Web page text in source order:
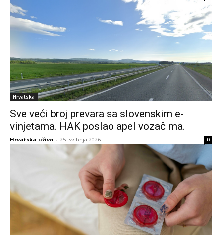
Hrvatska
Sve veći broj prevara sa slovenskim e-
vinjetama. HAK poslao apel vozačima.
Hrvatska uživo - 25. svibnja 2026. 0